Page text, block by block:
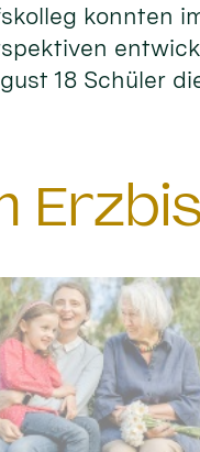
konnten
18 Schüler